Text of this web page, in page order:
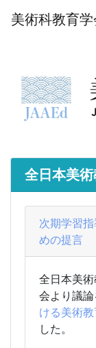
美術科教育学
全日本美
次期学習
めの提言
全日本美
会より議
ける美術教
した。